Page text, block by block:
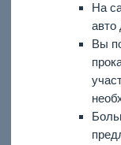
На
авто
Вы